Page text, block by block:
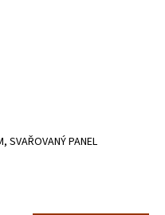
SVAŘOVANÝ PANEL